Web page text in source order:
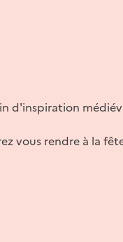
d'inspiration
vous rendre à la